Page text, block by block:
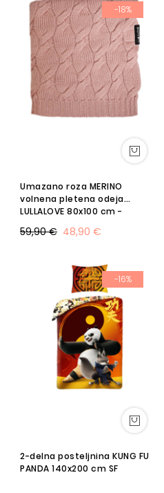
-18%
Umazano roza MERINO
volnena pletena odeja
LULLALOVE 80x100 cm -
48,90 €
59,90 €
-16%
2-delna posteljnina KUNG FU
PANDA 140x200 cm SF